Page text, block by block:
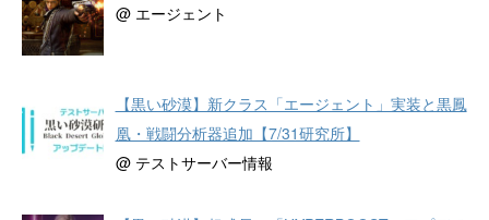
@ エージェント
【黒い砂漠】新クラス「エージェント」実装と黒鳳
凰・戦闘分析器追加【7/31研究所】
@ テストサーバー情報